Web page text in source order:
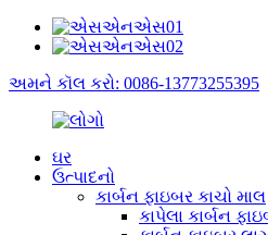
અમને કૉલ કરો: 0086-13773255395
ઘર
ઉત્પાદનો
કાર્બન ફાઇબર કાચો માલ
કાપેલા કાર્બન